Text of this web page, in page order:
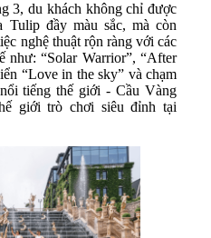
3, du khách không chỉ được
đầy màu sắc, mà còn
nghệ thuật rộn ràng với các
như: “Solar Warrior”, “After
“Love in the sky” và chạm
tiếng thế giới - Cầu Vàng
giới trò chơi siêu đỉnh tại